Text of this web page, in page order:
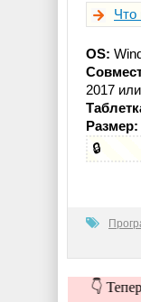
Что
OS:
2017
Размер:
🔒
👇